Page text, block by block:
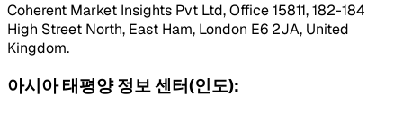
Coherent Market Insights Pvt Ltd, Office 15811, 182-184
High Street North, East Ham, London E6 2JA, United
Kingdom.
아시아 태평양 정보 센터(인도):